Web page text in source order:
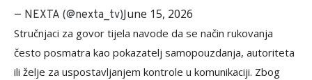
— NEXTA (@nexta_tv)June 15, 2026
Stručnjaci za govor tijela navode da se način rukovanja
često posmatra kao pokazatelj samopouzdanja, autoriteta
ili želje za uspostavljanjem kontrole u komunikaciji. Zbog